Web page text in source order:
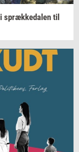
i spræk­ke­da­len til